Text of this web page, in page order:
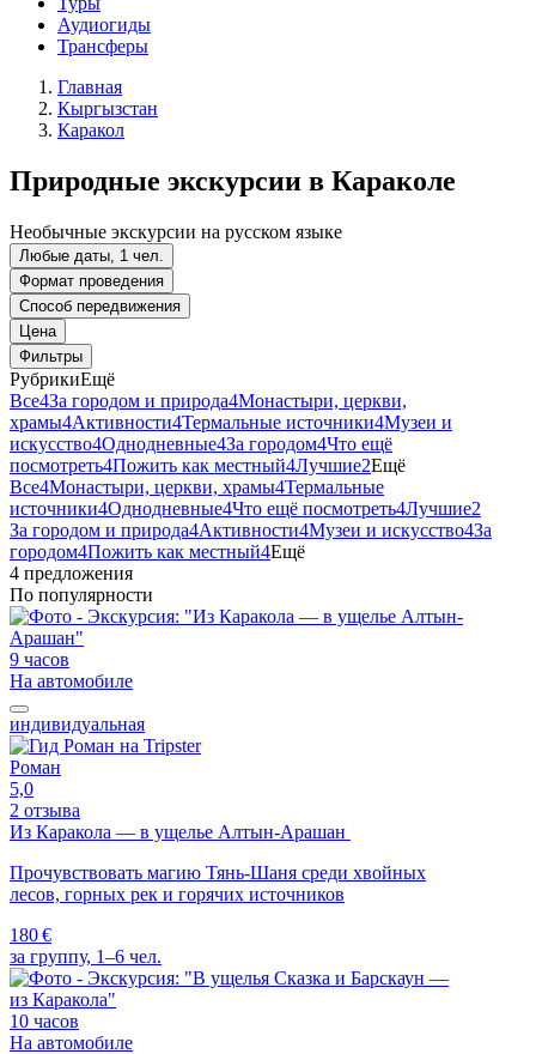
Аудиогиды
Трансферы
Главная
Кыргызстан
Каракол
Природные экскурсии в Караколе
Необычные экскурсии на русском языке
Любые даты, 1 чел.
Формат проведения
Способ передвижения
Цена
Фильтры
РубрикиЕщё
Все4За городом и природа4Монастыри, церкви,
храмы4Активности4Термальные источники4Музеи и
искусство4Однодневные4За городом4Что ещё
посмотреть4Пожить как местный4Лучшие2Ещё
Все4Монастыри, церкви, храмы4Термальные
источники4Однодневные4Что ещё посмотреть4Лучшие2
За городом и природа4Активности4Музеи и искусство4За
городом4Пожить как местный4Ещё
4 предложения
По популярности
9 часов
На автомобиле
индивидуальная
Роман
5,0
2 отзыва
Из Каракола — в ущелье Алтын-Арашан
Прочувствовать магию Тянь-Шаня среди хвойных
лесов, горных рек и горячих источников
180 €
за группу, 1–6 чел.
10 часов
На автомобиле